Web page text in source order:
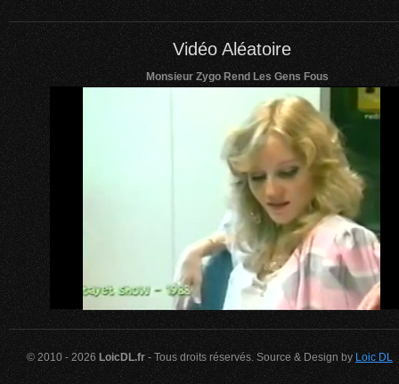
Vidéo Aléatoire
Monsieur Zygo Rend Les Gens Fous
© 2010 - 2026 LoicDL.fr- Tous droits réservés. Source & Design byLoic DL